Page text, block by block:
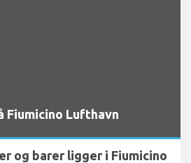
Fiumicino Lufthavn
og barer ligger i Fiumicino